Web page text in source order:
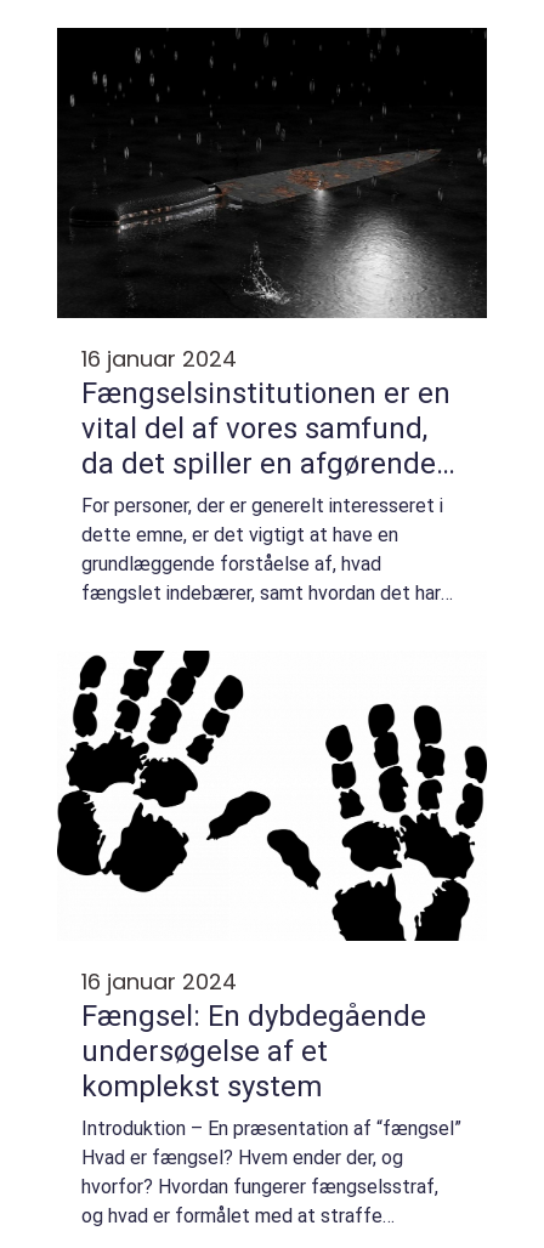
have store konsekvenser for den enkelte,
16 januar 2024
Fængselsinstitutionen er en
vital del af vores samfund,
da det spiller en afgørende
rolle i håndteringen af
kriminalitet og sikringen af
samfundets sikkerhed
For personer, der er generelt interesseret i
dette emne, er det vigtigt at have en
grundlæggende forståelse af, hvad
fængslet indebærer, samt hvordan det har
fængslet: Fængslet er en specialiseret
institution, h...
16 januar 2024
Fængsel: En dybdegående
undersøgelse af et
komplekst system
Introduktion – En præsentation af “fængsel”
Hvad er fængsel? Hvem ender der, og
hvorfor? Hvordan fungerer fængselsstraf,
og hvad er formålet med at straffe